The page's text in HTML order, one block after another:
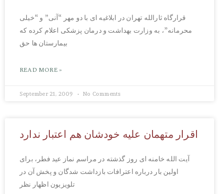
قرارگاه ثارالله تهران در ابلاغیه ای با دو مهر “آنی” و “خیلی
محرمانه”، به وزارت بهداشت و درمان پزشکی اعلام کرده که
بیمارستان ها حق
READ MORE »
September 21, 2009 No Comments
اقرار متهمان علیه خودشان هم اعتبار ندارد
آیت الله خامنه ای روز گذشته در مراسم نماز عید فطر، برای
اولین بار درباره اعترافات بازداشت شدگان و پخش آن در
تلویزیون اظهار نظر